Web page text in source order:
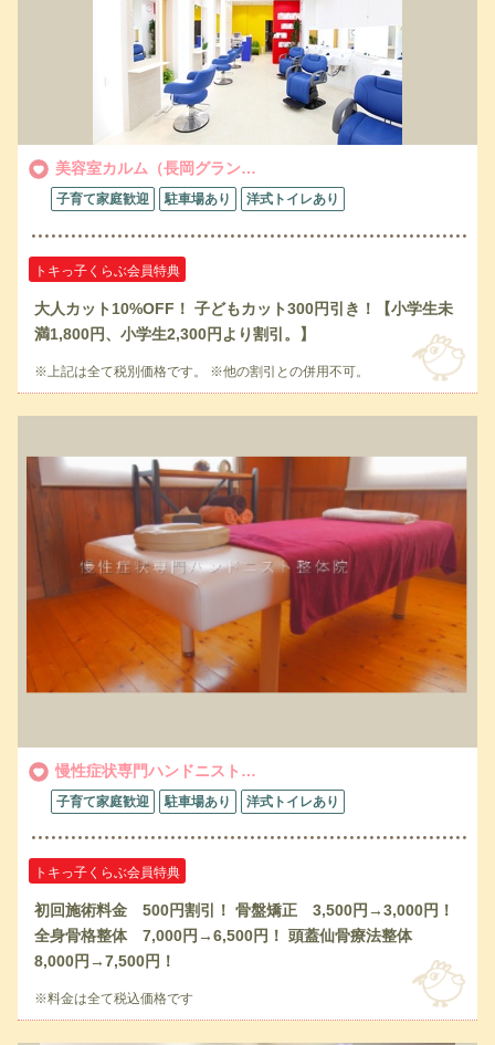
美容室カルム（長岡グラン…
子育て家庭歓迎 駐車場あり 洋式トイレあり
トキっ子くらぶ会員特典
大人カット10%OFF！ 子どもカット300円引き！【小学生未
満1,800円、小学生2,300円より割引。】
※上記は全て税別価格です。 ※他の割引との併用不可。
慢性症状専門ハンドニスト…
子育て家庭歓迎 駐車場あり 洋式トイレあり
トキっ子くらぶ会員特典
初回施術料金 500円割引！ 骨盤矯正 3,500円→3,000円！
全身骨格整体 7,000円→6,500円！ 頭蓋仙骨療法整体
8,000円→7,500円！
※料金は全て税込価格です